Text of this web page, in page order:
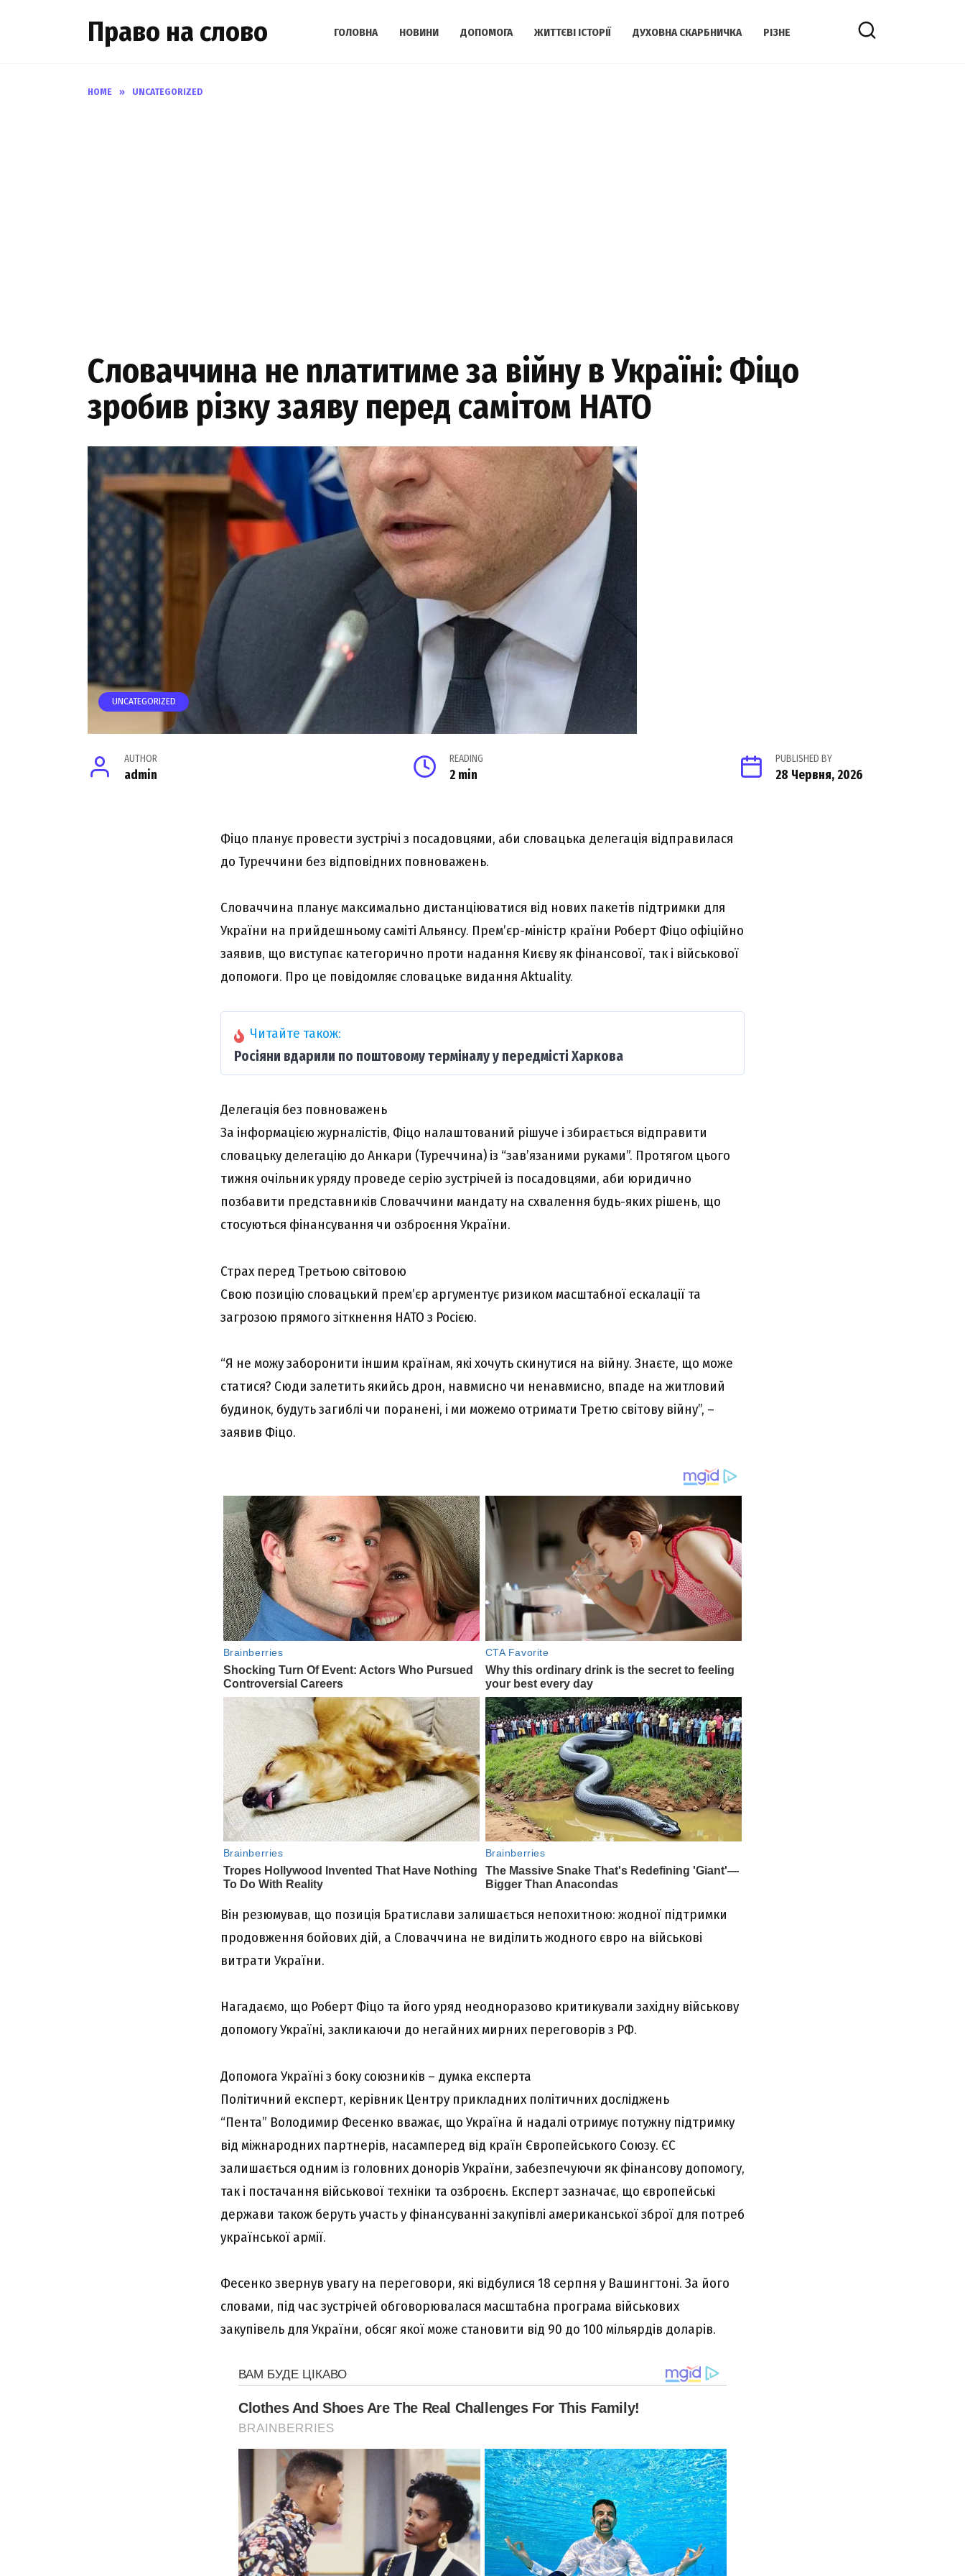
Право на слово ГОЛОВНА НОВИНИ ДОПОМОГА ЖИТТЄВІ ІСТОРІЇ ДУХОВНА СКАРБНИЧКА РІЗНЕ
HOME » UNCATEGORIZED
Словаччина не nлатитиме за війну в Україні: Фіцо
зробив різку заяву перед самітом НАТО
UNCATEGORIZED
AUTHOR
admin
READING
2 min
PUBLISHED BY
28 Червня, 2026
Фіцо планує провести зустрічі з посадовцями, аби словацька делегація відправилася
до Туреччини без відповідних повноважень.
Словаччина планує максимально дистанціюватися від нових пакетів підтримки для
України на прийдешньому саміті Альянсу. Прем’єр-міністр країни Роберт Фіцо офіційно
заявив, що виступає категорично проти надання Києву як фінансової, так і військової
допомоги. Про це повідомляє словацьке видання Aktuality.
Читайте також:
Росіяни вдарили по поштовому терміналу у передмісті Харкова
Делегація без повноважень
За інформацією журналістів, Фіцо налаштований рішуче і збирається відправити
словацьку делегацію до Анкари (Туреччина) із “зав’язаними руками”. Протягом цього
тижня очільник уряду проведе серію зустрічей із посадовцями, аби юридично
позбавити представників Словаччини мандату на схвалення будь-яких рішень, що
стосуються фінансування чи озброєння України.
Страх перед Третьою світовою
Свою позицію словацький прем’єр аргументує ризиком масштабної ескалації та
загрозою прямого зіткнення НАТО з Росією.
“Я не можу заборонити іншим країнам, які хочуть скинутися на війну. Знаєте, що може
статися? Сюди залетить якийсь дрон, навмисно чи ненавмисно, впаде на житловий
будинок, будуть загиблі чи поранені, і ми можемо отримати Третю світову війну”, –
заявив Фіцо.
Він резюмував, що позиція Братислави залишається непохитною: жодної підтримки
продовження бойових дій, а Словаччина не виділить жодного євро на військові
витрати України.
Нагадаємо, що Роберт Фіцо та його уряд неодноразово критикували західну військову
допомогу Україні, закликаючи до негайних мирних переговорів з РФ.
Допомога Україні з боку союзників – думка експерта
Політичний експерт, керівник Центру прикладних політичних досліджень
“Пента” Володимир Фесенко вважає, що Україна й надалі отримує потужну підтримку
від міжнародних партнерів, насамперед від країн Європейського Союзу. ЄС
залишається одним із головних донорів України, забезпечуючи як фінансову допомогу,
так і постачання військової техніки та озброєнь. Експерт зазначає, що європейські
держави також беруть участь у фінансуванні закупівлі американської зброї для потреб
української армії.
Фесенко звернув увагу на переговори, які відбулися 18 серпня у Вашингтоні. За його
словами, під час зустрічей обговорювалася масштабна програма військових
закупівель для України, обсяг якої може становити від 90 до 100 мільярдів доларів.